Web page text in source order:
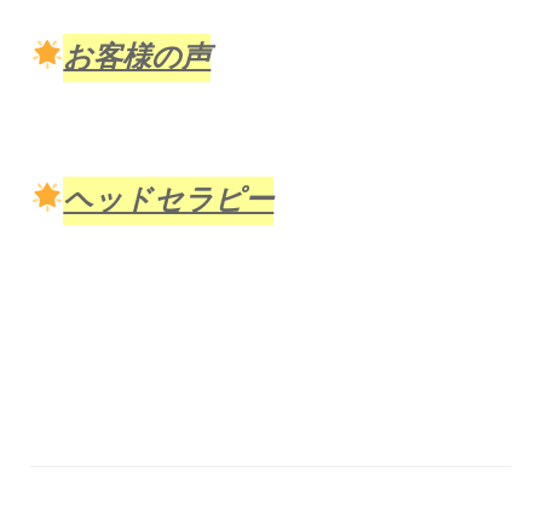
お客様の声
ヘッドセラピー